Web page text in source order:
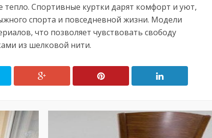
Спортивные куртки дарят комфорт и уют,
спорта и повседневной жизни. Модели
что позволяет чувствовать свободу
из шелковой нити.